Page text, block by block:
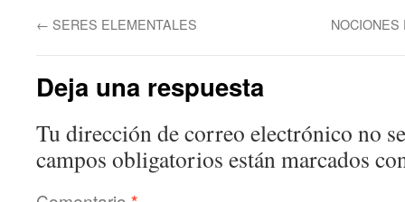
← SERES ELEMENTALES
Deja una respuesta
Tu dirección de correo electrónico no
campos obligatorios están marcados